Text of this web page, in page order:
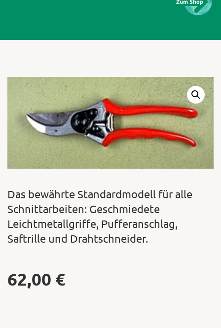
Kontakt
Zum
Das bewährte Standardmodell für alle
Schnittarbeiten: Geschmiedete
Leichtmetallgriffe, Pufferanschlag,
Saftrille und Drahtschneider.
62,00 €